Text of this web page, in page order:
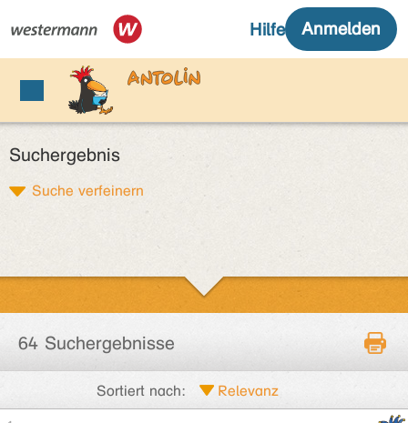
Suchergebnis
Suche verfeinern
64 Suchergebnisse
Sortiert nach: